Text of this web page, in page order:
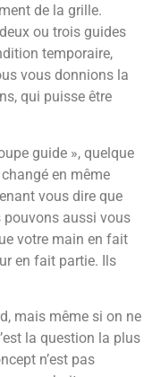
de la grille.
ou trois guides
temporaire,
vous donnions la
qui puisse être
guide », quelque
en même
vous dire que
pouvons aussi vous
votre main en fait
en fait partie. Ils
mais même si on ne
la question la plus
n’est pas